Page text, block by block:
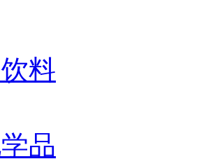
料
品